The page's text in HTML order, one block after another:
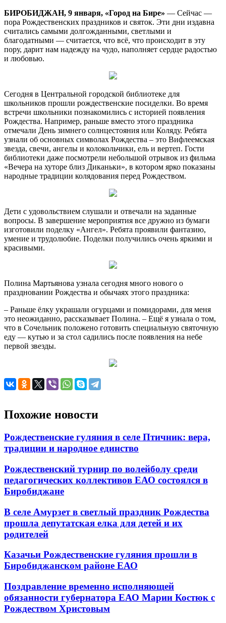
Центральной
городской
библиотеке
БИРОБИДЖАН, 9 января, «Город на Бире» — Сейчас —
пора Рождественских праздников и святок. Эти дни издавна
считались самыми долгожданными, светлыми и
благодатными — считается, что всё, что происходит в эту
пору, дарит нам надежду на чудо, наполняет сердце радостью
и любовью.
Сегодня в Центральной городской библиотеке для
школьников прошли рождественские посиделки. Во время
встречи школьники познакомились с историей появления
Рождества. Например, раньше вместо этого праздника
отмечали День зимнего солнцестояния или Коляду. Ребята
узнали об основных символах Рождества – это Вифлеемская
звезда, свечи, ангелы и колокольчики, ель и вертеп. Гости
библиотеки даже посмотрели небольшой отрывок из фильма
«Вечера на хуторе близ Диканьки», в котором ярко показаны
народные традиции колядования перед Рождеством.
Дети с удовольствием слушали и отвечали на заданные
вопросы. В завершение мероприятия все дружно из бумаги
изготовили поделку «Ангел». Ребята проявили фантазию,
умение и трудолюбие. Поделки получились очень яркими и
красивыми.
Полина Мартьянова узнала сегодня много нового о
праздновании Рождества и обычаях этого праздника:
– Раньше ёлку украшали огурцами и помидорами, для меня
это неожиданно, рассказывает Полина. – Ещё я узнала о том,
что в Сочельник положено готовить специальную святочную
еду — кутью и за стол садились после появления на небе
первой звезды.
Похожие новости
Рождественские гуляния в селе Птичник: вера,
традиции и народное единство
Рождественский турнир по волейболу среди
педагогических коллективов ЕАО состоялся в
Биробиджане
В селе Амурзет в светлый праздник Рождества
прошла депутатская елка для детей и их
родителей
Казачьи Рождественские гуляния прошли в
Биробиджанском районе ЕАО
Поздравление временно исполняющей
обязанности губернатора ЕАО Марии Костюк с
Рождеством Христовым